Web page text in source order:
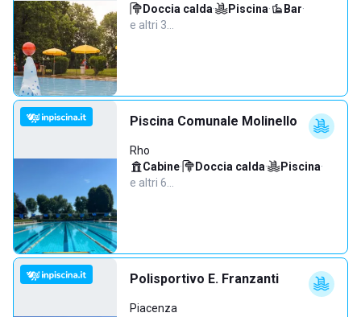
Doccia calda· Piscina· Bar·
e altri 3…
Piscina Comunale Molinello
Rho
Cabine· Doccia calda· Piscina·
e altri 6…
Polisportivo E. Franzanti
Piacenza